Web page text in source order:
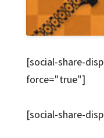
[social-share-
force="true"]
[social-share-